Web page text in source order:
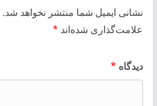
نشانی ایمیل شما منتشر نخواهد شد.
علامت‌گذاری شده‌اند *
دیدگاه *